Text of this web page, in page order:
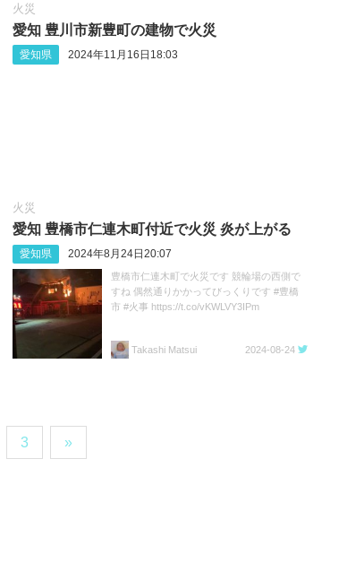
火災
愛知 豊川市新豊町の建物で火災
愛知県 2024年11月16日18:03
火災
愛知 豊橋市仁連木町付近で火災 炎が上がる
愛知県 2024年8月24日20:07
豊橋市仁連木町で火災です 競輪場の西側で
すね 偶然通りかかってびっくりです #豊橋
市 #火事 https://t.co/vKWLVY3IPm
Takashi Matsui 2024-08-24
3 »